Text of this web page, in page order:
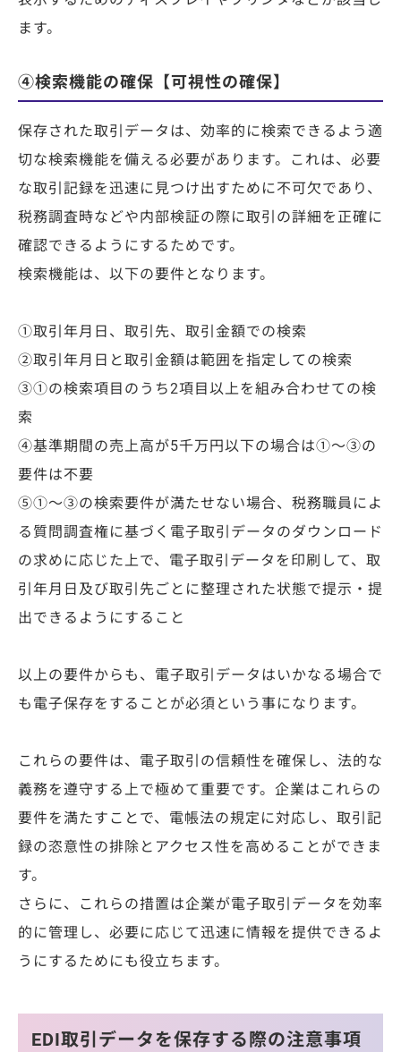
ます。
④検索機能の確保【可視性の確保】
保存された取引データは、効率的に検索できるよう適
切な検索機能を備える必要があります。これは、必要
な取引記録を迅速に見つけ出すために不可欠であり、
税務調査時などや内部検証の際に取引の詳細を正確に
確認できるようにするためです。
検索機能は、以下の要件となります。
①取引年月日、取引先、取引金額での検索
②取引年月日と取引金額は範囲を指定しての検索
③①の検索項目のうち2項目以上を組み合わせての検
索
④基準期間の売上高が5千万円以下の場合は①～③の
要件は不要
⑤①～③の検索要件が満たせない場合、税務職員によ
る質問調査権に基づく電子取引データのダウンロード
の求めに応じた上で、電子取引データを印刷して、取
引年月日及び取引先ごとに整理された状態で提示・提
出できるようにすること
以上の要件からも、電子取引データはいかなる場合で
も電子保存をすることが必須という事になります。
これらの要件は、電子取引の信頼性を確保し、法的な
義務を遵守する上で極めて重要です。企業はこれらの
要件を満たすことで、電帳法の規定に対応し、取引記
録の恣意性の排除とアクセス性を高めることができま
す。
さらに、これらの措置は企業が電子取引データを効率
的に管理し、必要に応じて迅速に情報を提供できるよ
うにするためにも役立ちます。
EDI取引データを保存する際の注意事項